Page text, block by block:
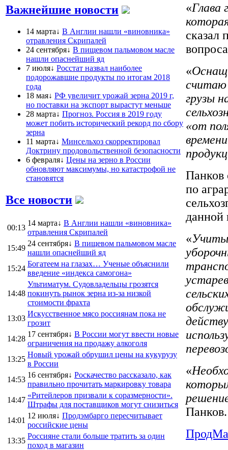
Важнейшие новости
14 марта↓ В Англии нашли «виновника»
отравления Скрипалей
24 сентября↓ В пищевом пальмовом масле
нашли опаснейший яд
7 июля↓ Росстат назвал наиболее
подорожавшие продукты по итогам 2018
года
18 мая↓ РФ увеличит урожай зерна 2019 г,
но поставки на экспорт вырастут меньше
28 марта↓ Прогноз. Россия в 2019 году
может побить исторический рекорд по сбору
зерна
11 марта↓ Минсельхоз скорректировал
Доктрину продовольственной безопасности
6 февраля↓ Цены на зерно в России
обновляют максимумы, но катастрофой не
становятся
Все новости
00:13
14 марта↓ В Англии нашли «виновника»
отравления Скрипалей
15:49
24 сентября↓ В пищевом пальмовом масле
нашли опаснейший яд
15:24
Богатеем на глазах… Ученые объяснили
введение «индекса самогона»
14:48
Ультиматум. Судовладельцы грозятся
покинуть рынок зерна из-за низкой
стоимости фрахта
13:03
Искусственное мясо россиянам пока не
грозит
14:28
17 сентября↓ В России могут ввести новые
ограничения на продажу алкоголя
13:25
Новый урожай обрушил цены на кукурузу
в России
14:53
16 сентября↓ Роскачество рассказало, как
правильно прочитать маркировку товара
14:47
«Ритейлеров призвали к соразмерности».
Штрафы для поставщиков могут снизиться
14:01
12 июля↓ Продэмбарго пересчитывает
российские цены
13:35
Россияне стали больше тратить за один
поход в магазин
«Глава
сказал
«
считаю
грузы
«от
Панков
по
данной
«
«
Панков.